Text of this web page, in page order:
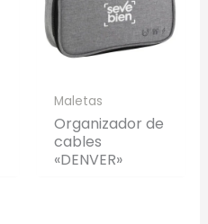
Maletas
Organizador de
cables
«DENVER»